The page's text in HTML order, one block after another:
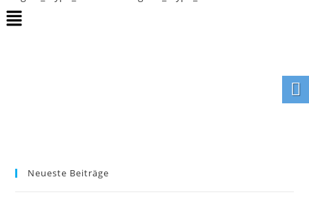
Neueste Beiträge